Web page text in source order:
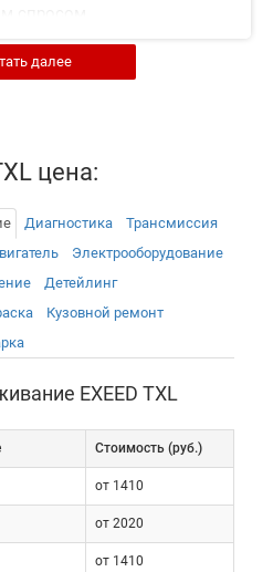
спросом.
объемом 1.6л. Он
сил и 275Нм крутящего
7-ступенчатый
Подвеска предполагает
спереди и
далее
цена:
Диагностика
Трансмиссия
Электрооборудованиe
Детейлинг
Кузовной ремонт
EXEED TXL
Cтоимость (руб.)
от 1410
от 2020
от 1410